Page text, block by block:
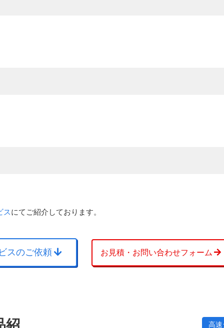
スにてご紹介しております。
スのご依頼 お見積・お問い合わせフォーム
紹
高速